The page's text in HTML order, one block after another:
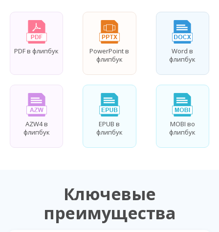
PDF в флипбук
PowerPoint в
флипбук
Word в
флипбук
AZW4 в
флипбук
EPUB в
флипбук
MOBI во
флипбук
Ключевые
преимущества